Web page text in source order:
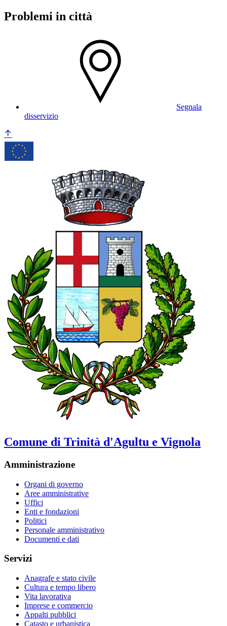
Problemi in città
Segnala
disservizio
Comune di Trinità d'Agultu e Vignola
Amministrazione
Organi di governo
Aree amministrative
Uffici
Enti e fondazioni
Politici
Personale amministrativo
Documenti e dati
Servizi
Anagrafe e stato civile
Cultura e tempo libero
Vita lavorativa
Imprese e commercio
Appalti pubblici
Catasto e urbanistica